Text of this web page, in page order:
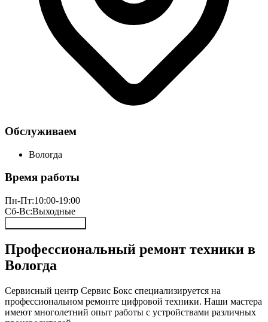
Обслуживаем
Вологда
Время работы
Пн-Пт:10:00-19:00
Сб-Вс:Выходные
Профессиональный ремонт техники в
Вологда
Сервисный центр Сервис Бокс специализируется на
профессиональном ремонте цифровой техники. Наши мастера
имеют многолетний опыт работы с устройствами различных